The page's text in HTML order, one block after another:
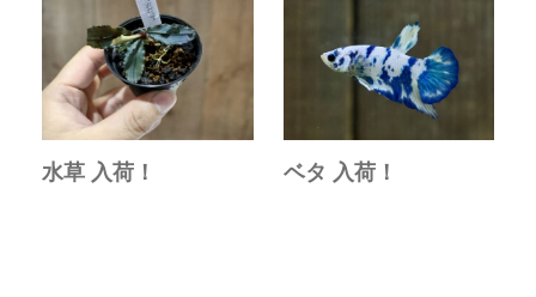
水草 入荷！ ベタ 入荷！